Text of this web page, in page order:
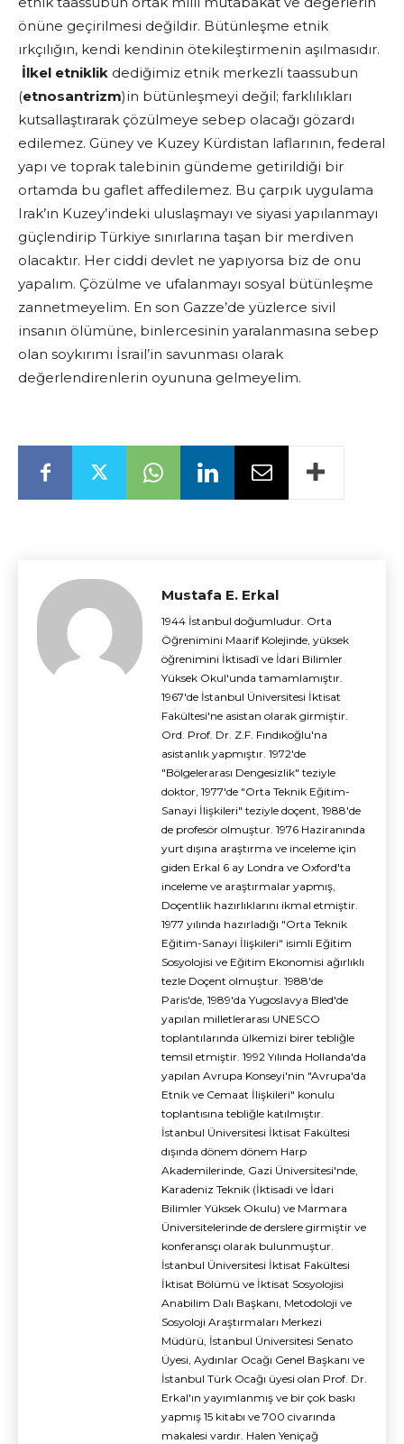
önüne geçirilmesi değildir. Bütünleşme etnik
ırkçılığın, kendi kendinin ötekileştirmenin aşılmasıdır.
İlkel etniklik dediğimiz etnik merkezli taassubun
(etnosantrizm)in bütünleşmeyi değil; farklılıkları
kutsallaştırarak çözülmeye sebep olacağı gözardı
edilemez. Güney ve Kuzey Kürdistan laflarının, federal
yapı ve toprak talebinin gündeme getirildiği bir
ortamda bu gaflet affedilemez. Bu çarpık uygulama
Irak’ın Kuzey’indeki uluslaşmayı ve siyasi yapılanmayı
güçlendirip Türkiye sınırlarına taşan bir merdiven
olacaktır. Her ciddi devlet ne yapıyorsa biz de onu
yapalım. Çözülme ve ufalanmayı sosyal bütünleşme
zannetmeyelim. En son Gazze’de yüzlerce sivil
insanın ölümüne, binlercesinin yaralanmasına sebep
olan soykırımı İsrail’in savunması olarak
değerlendirenlerin oyununa gelmeyelim.
Mustafa E. Erkal
1944 İstanbul doğumludur. Orta
Öğrenimini Maarif Kolejinde, yüksek
öğrenimini İktisadî ve İdari Bilimler
Yüksek Okul'unda tamamlamıştır.
1967'de İstanbul Üniversitesi İktisat
Fakültesi'ne asistan olarak girmiştir.
Ord. Prof. Dr. Z.F. Fındıkoğlu'na
asistanlık yapmıştır. 1972'de
"Bölgelerarası Dengesizlik" teziyle
doktor, 1977'de "Orta Teknik Eğitim-
Sanayi İlişkileri" teziyle doçent, 1988'de
de profesör olmuştur. 1976 Haziranında
yurt dışına araştırma ve inceleme için
giden Erkal 6 ay Londra ve Oxford'ta
inceleme ve araştırmalar yapmış,
Doçentlik hazırlıklarını ikmal etmiştir.
1977 yılında hazırladığı "Orta Teknik
Eğitim-Sanayi İlişkileri" isimli Eğitim
Sosyolojisi ve Eğitim Ekonomisi ağırlıklı
tezle Doçent olmuştur. 1988'de
Paris'de, 1989'da Yugoslavya Bled'de
yapılan milletlerarası UNESCO
toplantılarında ülkemizi birer tebliğle
temsil etmiştir. 1992 Yılında Hollanda'da
yapılan Avrupa Konseyi'nin "Avrupa'da
Etnik ve Cemaat İlişkileri" konulu
toplantısına tebliğle katılmıştır.
İstanbul Üniversitesi İktisat Fakültesi
dışında dönem dönem Harp
Akademilerinde, Gazi Üniversitesi'nde,
Karadeniz Teknik (İktisadi ve İdari
Bilimler Yüksek Okulu) ve Marmara
Üniversitelerinde de derslere girmiştir ve
konferansçı olarak bulunmuştur.
İstanbul Üniversitesi İktisat Fakültesi
İktisat Bölümü ve İktisat Sosyolojisi
Anabilim Dalı Başkanı, Metodoloji ve
Sosyoloji Araştırmaları Merkezi
Müdürü, İstanbul Üniversitesi Senato
Üyesi, Aydınlar Ocağı Genel Başkanı ve
İstanbul Türk Ocağı üyesi olan Prof. Dr.
Erkal'ın yayımlanmış ve bir çok baskı
yapmış 15 kitabı ve 700 civarında
makalesi vardır. Halen Yeniçağ